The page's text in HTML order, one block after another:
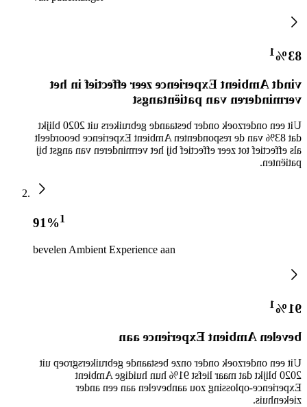
83%
1
vindt Ambient Experience zeer effectief in het
verminderen van patiëntangst
Uit een onderzoek onder bestaande gebruikers uit 2020 blijkt
dat 83% van de respondenten Ambient Experience beoordeelt
als effectief tot zeer effectief bij het verminderen van angst bij
patiënten.
91%1
bevelen Ambient Experience aan
91%
1
bevelen Ambient Experience aan
Uit een onderzoek onder onze bestaande gebruikersgroep uit
2020 blijkt dat maar liefst 91% hun huidige Ambient
Experience-oplossing zou aanbevelen aan een ander
ziekenhuis.